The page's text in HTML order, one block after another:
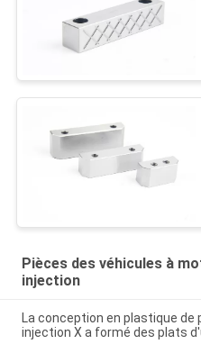
Pièces des véhicules à
injection
La conception en plastique de
injection X a formé des plats